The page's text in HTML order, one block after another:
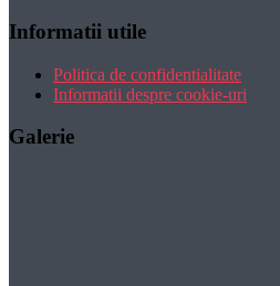
Informatii utile
Politica de confidentialitate
Informatii despre cookie-uri
Galerie